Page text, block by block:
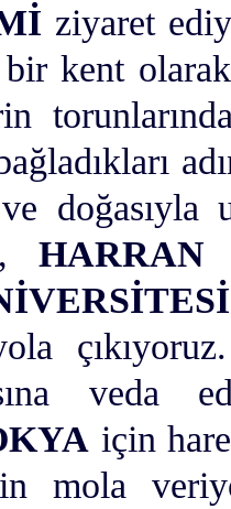
ziyaret
bir kent
doğasıyla
veda
için
mola